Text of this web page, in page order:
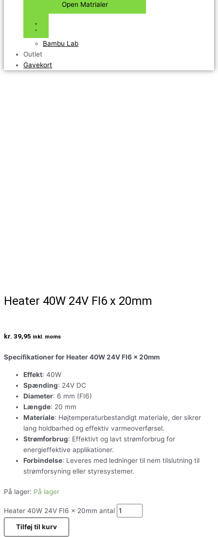
Open Matrialer
Bambu Lab
Outlet
Gavekort
Heater 40W 24V FI6 x 20mm
kr. 39,95 inkl. moms
Specifikationer for Heater 40W 24V FI6 x 20mm
Effekt: 40W
Spænding: 24V DC
Diameter: 6 mm (FI6)
Længde: 20 mm
Materiale: Højtemperaturbestandigt materiale, der sikrer
lang holdbarhed og effektiv varmeoverførsel.
Strømforbrug: Effektivt og lavt strømforbrug for
energieffektive applikationer.
Forbindelse: Leveres med ledninger til nem tilslutning til
strømforsyning eller styresystemer.
På lager: På lager
Heater 40W 24V FI6 x 20mm antal
Tilføj til kurv